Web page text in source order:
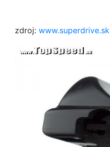
zdroj: www.superdrive.sk